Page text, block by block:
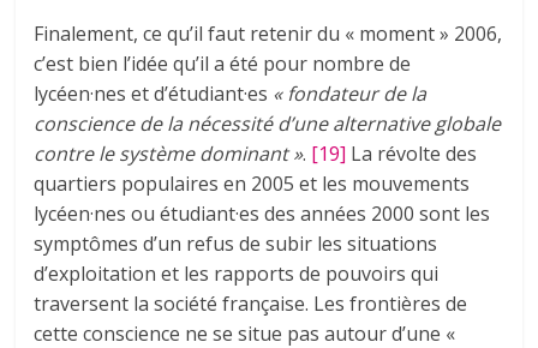
Finalement, ce qu’il faut retenir du « moment » 2006,
c’est bien l’idée qu’il a été pour nombre de
lycéen·nes et d’étudiant·es « fondateur de la
conscience de la nécessité d’une alternative globale
contre le système dominant». [19] La révolte des
quartiers populaires en 2005 et les mouvements
lycéen·nes ou étudiant·es des années 2000 sont les
symptômes d’un refus de subir les situations
d’exploitation et les rapports de pouvoirs qui
traversent la société française. Les frontières de
cette conscience ne se situe pas autour d’une «